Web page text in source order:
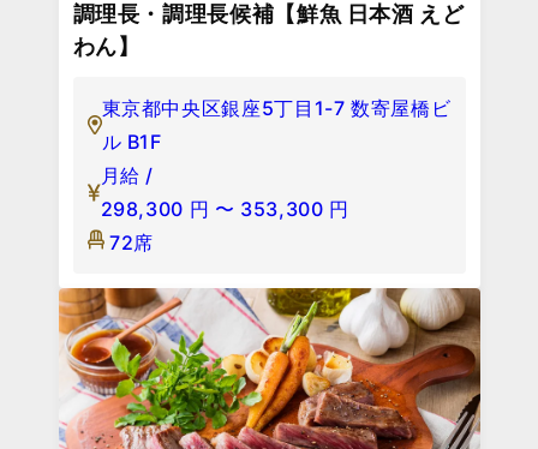
調理長・調理長候補【鮮魚 日本酒 えど
わん】
東京都中央区銀座5丁目1-7 数寄屋橋ビ
ル B1F
月給 /
298,300 円 〜 353,300 円
72席